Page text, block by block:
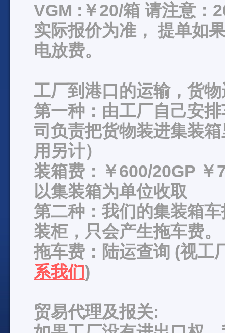
VGM :￥20/箱 请注意：
实际报价为准， 提单如
电放费。
工厂到港口的运输，货
第一种：由工厂自己安
司负责把货物装进集装
用另计）
装箱费：￥600/20GP
以集装箱为单位收取
第二种：我们的集装箱
装柜，只会产生拖车费。
拖车费：陆运查询 (视工
系我们)
贸易代理及报关: